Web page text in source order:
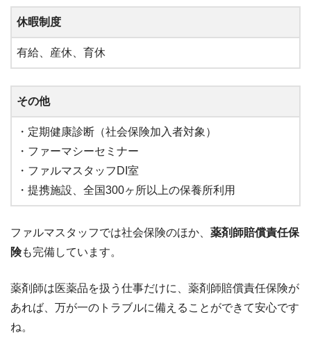
休暇制度
有給、産休、育休
その他
・定期健康診断（社会保険加入者対象）
・ファーマシーセミナー
・ファルマスタッフDI室
・提携施設、全国300ヶ所以上の保養所利用
ファルマスタッフでは社会保険のほか、 薬剤師賠償責任保
険も完備しています。
薬剤師は医薬品を扱う仕事だけに、薬剤師賠償責任保険が
あれば、万が一のトラブルに備えることができて安心です
ね。